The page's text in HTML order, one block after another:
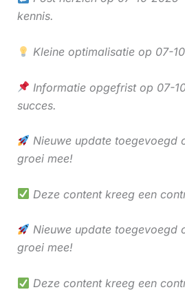
kennis.
Kleine optimalisatie op 07-
Informatie opgefrist op 07-
succes.
Nieuwe update toegevoegd
groei mee!
Deze content kreeg een
Nieuwe update toegevoegd
groei mee!
Deze content kreeg een